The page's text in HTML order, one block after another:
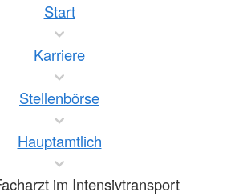
Start
Karriere
Stellenbörse
Hauptamtlich
im Intensivtransport